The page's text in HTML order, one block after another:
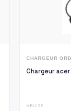
CHARGEUR
Chargeur
SKU 19